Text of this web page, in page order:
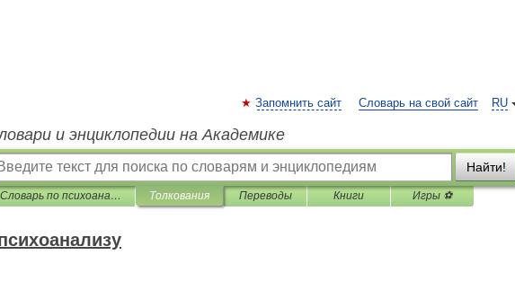
RU
Запомнить сайт Словарь на свой сайт
и энциклопедии на Академике
Найти!
Словарь по психоанализу Толкования Переводы Книги Игры ⚽